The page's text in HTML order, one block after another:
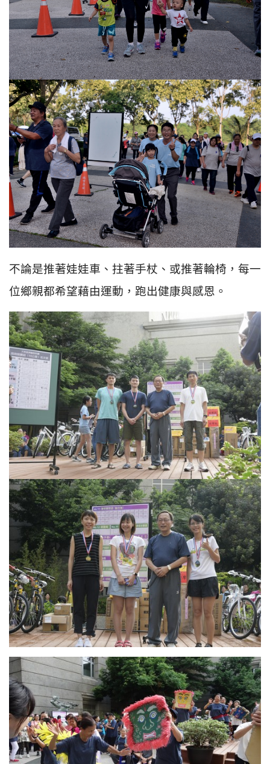
不論是推著娃娃車、拄著手杖、或推著輪椅，每一
位鄉親都希望藉由運動，跑出健康與感恩。